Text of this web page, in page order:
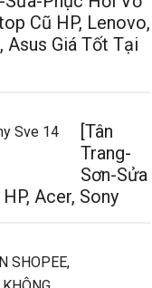
Cũ HP, Lenovo,
Asus Giá Tốt Tại
[Tân
Trang-
Sơn-Sửa
Acer, Sony